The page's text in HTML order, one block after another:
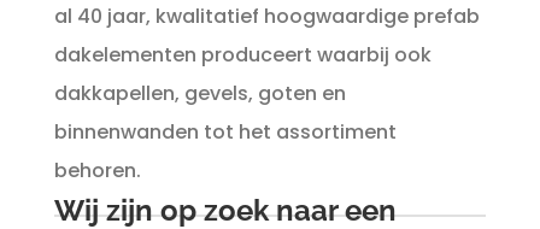
al 40 jaar, kwalitatief hoogwaardige prefab
dakelementen produceert waarbij ook
dakkapellen, gevels, goten en
binnenwanden tot het assortiment
behoren.
Wij zijn op zoek naar een